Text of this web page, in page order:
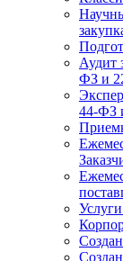
Аудит
ФЗ и
44-ФЗ